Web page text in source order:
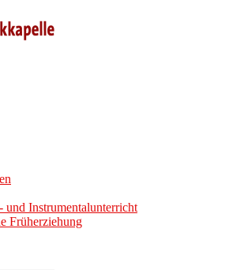
und Instrumentalunterricht
Früherziehung